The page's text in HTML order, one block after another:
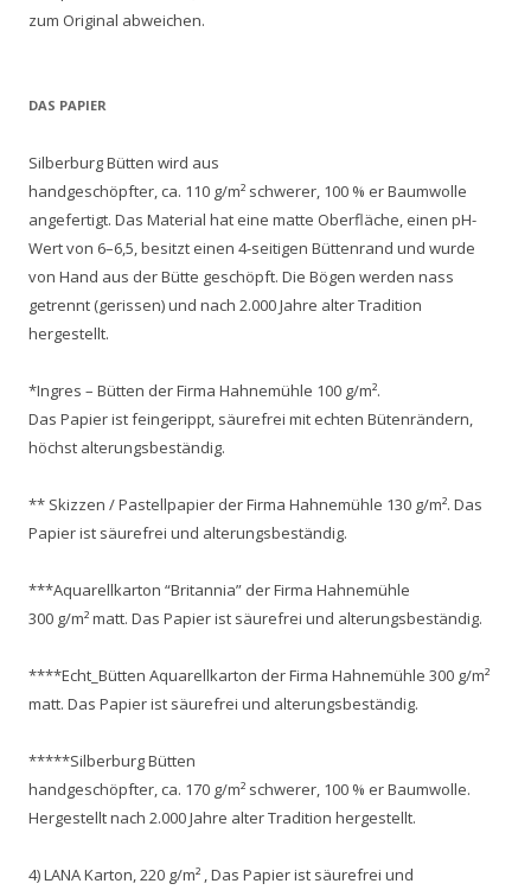
zum Original abweichen.
DAS PAPIER
Silberburg Bütten wird aus
handgeschöpfter, ca. 110 g/m² schwerer, 100 % er Baumwolle
angefertigt. Das Material hat eine matte Oberfläche, einen pH-
Wert von 6–6,5, besitzt einen 4-seitigen Büttenrand und wurde
von Hand aus der Bütte geschöpft. Die Bögen werden nass
getrennt (gerissen) und nach 2.000 Jahre alter Tradition
hergestellt.
*Ingres – Bütten der Firma Hahnemühle 100 g/m².
Das Papier ist feingerippt, säurefrei mit echten Bütenrändern,
höchst alterungsbeständig.
** Skizzen / Pastellpapier der Firma Hahnemühle 130 g/m². Das
Papier ist säurefrei und alterungsbeständig.
***Aquarellkarton “Britannia” der Firma Hahnemühle
300 g/m² matt. Das Papier ist säurefrei und alterungsbeständig.
****Echt_Bütten Aquarellkarton der Firma Hahnemühle 300 g/m²
matt. Das Papier ist säurefrei und alterungsbeständig.
*****Silberburg Bütten
handgeschöpfter, ca. 170 g/m² schwerer, 100 % er Baumwolle.
Hergestellt nach 2.000 Jahre alter Tradition hergestellt.
4) LANA Karton, 220 g/m² , Das Papier ist säurefrei und